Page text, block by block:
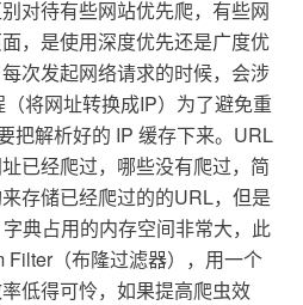
对待有些网站优先爬，有些网
，是使用深度优先还是广度优
次发起网络请求的时候，会涉
将网址转换成IP）为了避免重
把解析好的 IP 缓存下来。URL
已经爬过，哪些没有爬过，简
存储已经爬过的的URL，但是
典占用的内存空间非常大，此
Filter（布隆过滤器），用一个
低得可怜，如果提高爬虫效